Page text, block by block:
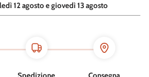
12 agosto e giovedì 13 agosto